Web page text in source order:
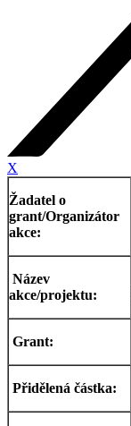
X
Žadatel o
grant/Organizátor
akce:
Název
akce/projektu:
Grant:
Přidělená částka: